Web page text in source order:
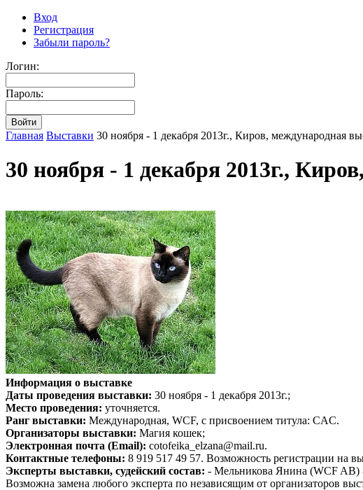
Вход
Регистрация
Забыли пароль?
Логин:
Пароль:
Главная Выставки 30 ноября - 1 декабря 2013г., Киров, международная
30 ноября - 1 декабря 2013г.,
Информация о выставке
Даты проведения выставки: 30 ноября - 1 декабря 2013г.;
Место проведения: уточняется.
Ранг выставки: Международная, WCF, c присвоением титула: CAC.
Организаторы выставки: Магия кошек;
Электронная почта (Email): cotofeika_elzana@mail.ru.
Контактные телефоны: 8 919 517 49 57. Возможность регистрации на
Эксперты выставки, судейский состав: - Мельникова Янина (WCF AB)
Возможна замена любого эксперта по независящим от организаторов